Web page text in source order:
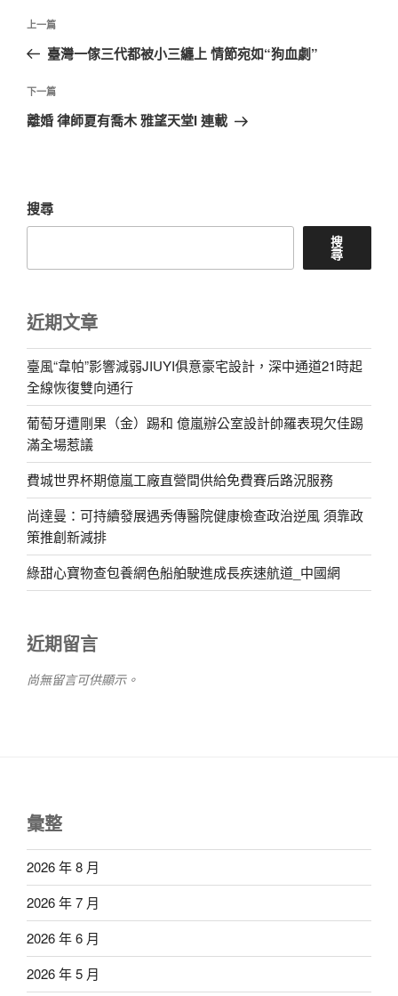
文
導
覽
上
一
文
章
上一篇
臺灣一傢三代都被小三纏上 情節宛如“狗血劇”
下
一
下一篇
離婚 律師夏有喬木 雅望天堂I 連載
搜尋
搜
尋
近期文章
臺風“韋帕”影響減弱JIUYI俱意豪宅設計，深中通道21時起
全線恢復雙向通行
葡萄牙遭剛果（金）踢和 億嵐辦公室設計帥羅表現欠佳踢
滿全場惹議
費城世界杯期億嵐工廠直營間供給免費賽后路況服務
尚達曼：可持續發展遇秀傳醫院健康檢查政治逆風 須靠政
策推創新減排
綠甜心寶物查包養網色船舶駛進成長疾速航道_中國網
近期留言
尚無留言可供顯示。
彙整
2026 年 8 月
2026 年 7 月
2026 年 6 月
2026 年 5 月